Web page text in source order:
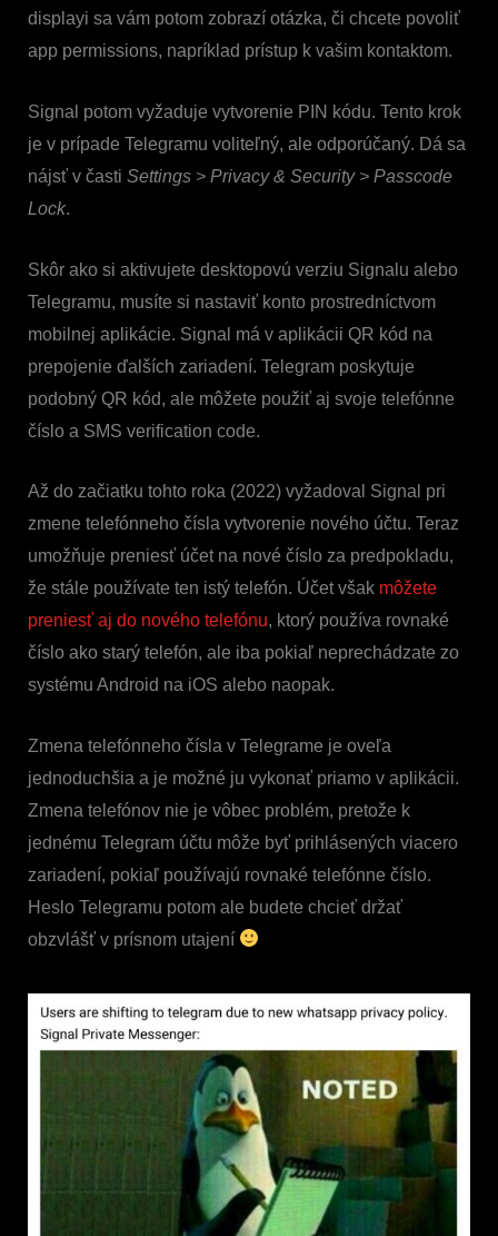
displayi sa vám potom zobrazí otázka, či chcete povoliť
app permissions, napríklad prístup k vašim kontaktom.
Signal potom vyžaduje vytvorenie PIN kódu. Tento krok
je v prípade Telegramu voliteľný, ale odporúčaný. Dá sa
nájsť v časti Settings > Privacy & Security > Passcode
Lock.
Skôr ako si aktivujete desktopovú verziu Signalu alebo
Telegramu, musíte si nastaviť konto prostredníctvom
mobilnej aplikácie. Signal má v aplikácii QR kód na
prepojenie ďalších zariadení. Telegram poskytuje
podobný QR kód, ale môžete použiť aj svoje telefónne
číslo a SMS verification code.
Až do začiatku tohto roka (2022) vyžadoval Signal pri
zmene telefónneho čísla vytvorenie nového účtu. Teraz
umožňuje preniesť účet na nové číslo za predpokladu,
že stále používate ten istý telefón. Účet však môžete
preniesť aj do nového telefónu, ktorý používa rovnaké
číslo ako starý telefón, ale iba pokiaľ neprechádzate zo
systému Android na iOS alebo naopak.
Zmena telefónneho čísla v Telegrame je oveľa
jednoduchšia a je možné ju vykonať priamo v aplikácii.
Zmena telefónov nie je vôbec problém, pretože k
jednému Telegram účtu môže byť prihlásených viacero
zariadení, pokiaľ používajú rovnaké telefónne číslo.
Heslo Telegramu potom ale budete chcieť držať
obzvlášť v prísnom utajení